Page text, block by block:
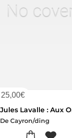
25,00€
De Cayron/ding